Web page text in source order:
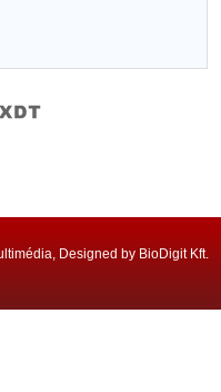
Designed by BioDigit Kft.